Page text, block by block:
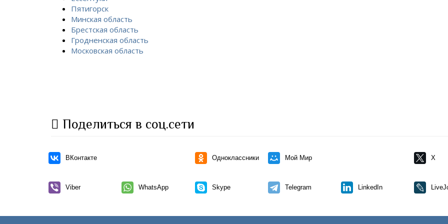
Пятигорск
Минская область
Брестская область
Гродненская область
Московская область
Поделиться в соц.сети
ВКонтакте Одноклассники Мой Мир X
Viber WhatsApp Skype Telegram LinkedIn